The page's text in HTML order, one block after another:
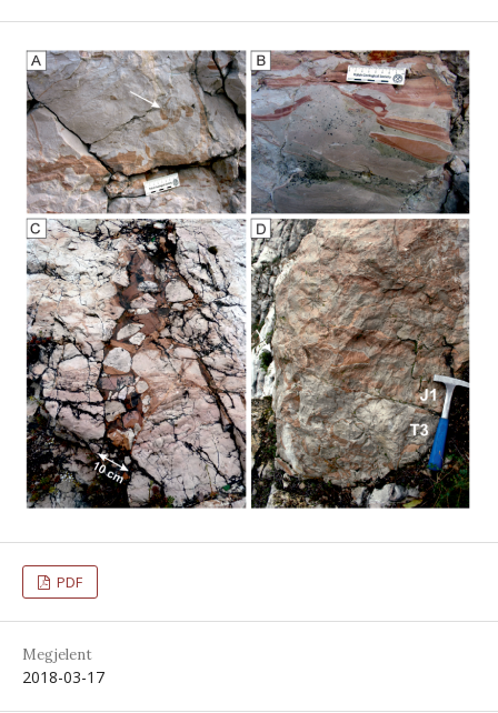
PDF
Megjelent
2018-03-17